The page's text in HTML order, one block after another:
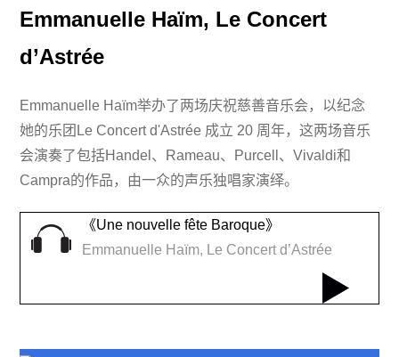
Emmanuelle Haïm, Le Concert
d’Astrée
Emmanuelle Haïm举办了两场庆祝慈善音乐会，以纪念
她的乐团Le Concert d'Astrée 成立 20 周年，这两场音乐
会演奏了包括Handel、Rameau、Purcell、Vivaldi和
Campra的作品，由一众的声乐独唱家演绎。
《Une nouvelle fête Baroque》
Emmanuelle Haïm, Le Concert d’Astrée